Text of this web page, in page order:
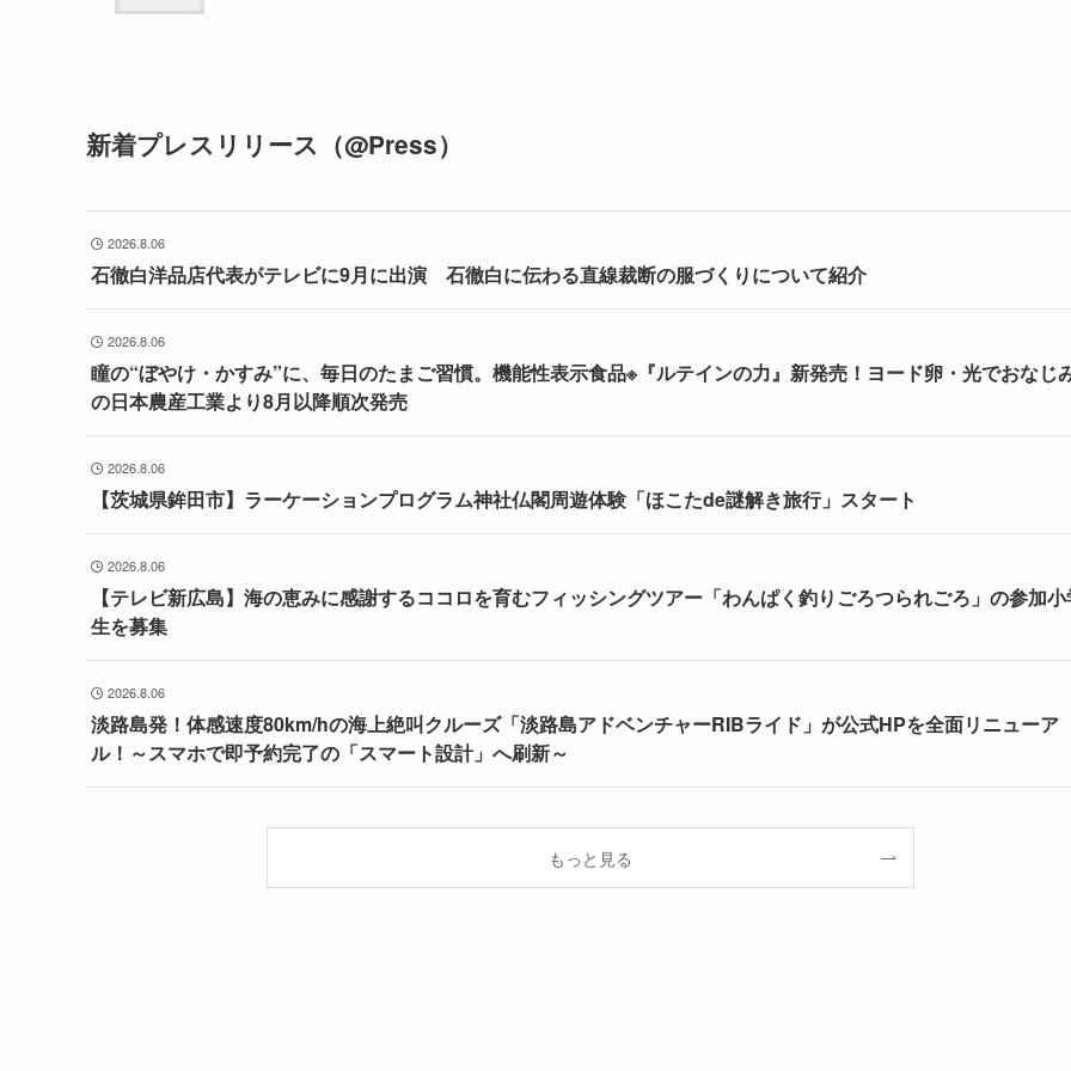
新着プレスリリース（@Press）
2026.8.06
石徹白洋品店代表がテレビに9月に出演 石徹白に伝わる直線裁断の服づくりについて紹介
2026.8.06
瞳の“ぼやけ・かすみ”に、毎日のたまご習慣。機能性表示食品※『ルテインの力』新発売！ヨード卵・光でおなじ
の日本農産工業より8月以降順次発売
2026.8.06
【茨城県鉾田市】ラーケーションプログラム神社仏閣周遊体験「ほこたde謎解き旅行」スタート
2026.8.06
【テレビ新広島】海の恵みに感謝するココロを育むフィッシングツアー「わんぱく釣りごろつられごろ」の参加
生を募集
2026.8.06
淡路島発！体感速度80km/hの海上絶叫クルーズ「淡路島アドベンチャーRIBライド」が公式HPを全面リニューア
ル！～スマホで即予約完了の「スマート設計」へ刷新～
もっと見る